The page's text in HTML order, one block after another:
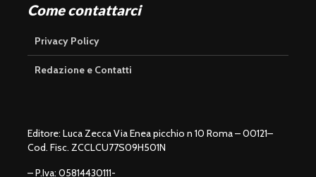
Come contattarci
Privacy Policy
Redazione e Contatti
Editore: Luca Zecca Via Enea picchio n 10 Roma – 00121–
Cod. Fisc. ZCCLCU77S09H501N
– P.Iva: 05814430111-